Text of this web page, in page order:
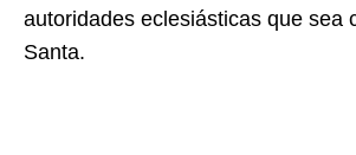
autoridades eclesiásticas que sea
Santa.